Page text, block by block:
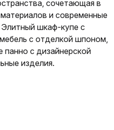
сочетающая в
и современные
Элитный шкаф-купе с
с отделкой шпоном,
панно с дизайнерской
изделия.